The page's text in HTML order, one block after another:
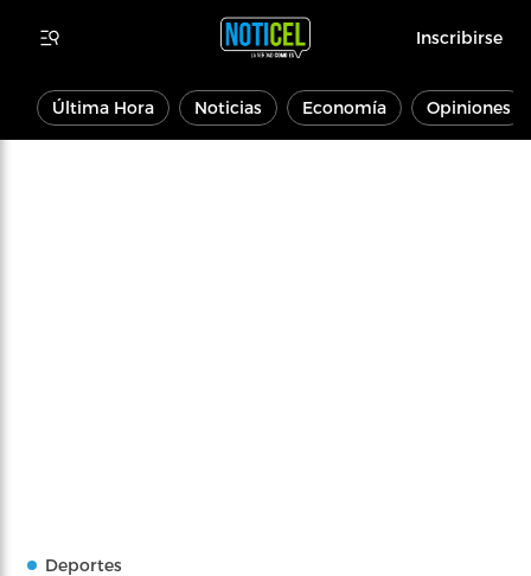
Inscribirse
Última Hora Noticias Economía Opiniones
Deportes